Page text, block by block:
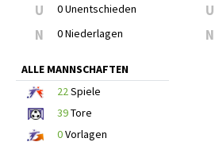
U 0 Unentschieden
N 0 Niederlagen
U
N
ALLE MANNSCHAFTEN
22Spiele
39Tore
0Vorlagen